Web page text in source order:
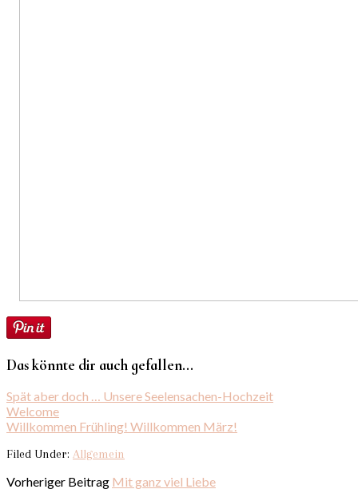
Das könnte dir auch gefallen...
Spät aber doch … Unsere Seelensachen-Hochzeit
Welcome
Willkommen Frühling! Willkommen März!
Filed Under: Allgemein
Vorheriger Beitrag Mit ganz viel Liebe